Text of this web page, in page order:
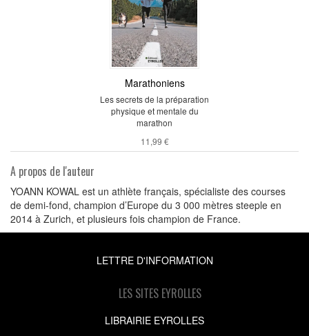
Marathoniens
Les secrets de la préparation
physique et mentale du
marathon
11,99 €
A propos de l'auteur
YOANN KOWAL est un athlète français, spécialiste des courses
de demi-fond, champion d’Europe du 3 000 mètres steeple en
2014 à Zurich, et plusieurs fois champion de France.
LETTRE D'INFORMATION
LES SITES EYROLLES
LIBRAIRIE EYROLLES